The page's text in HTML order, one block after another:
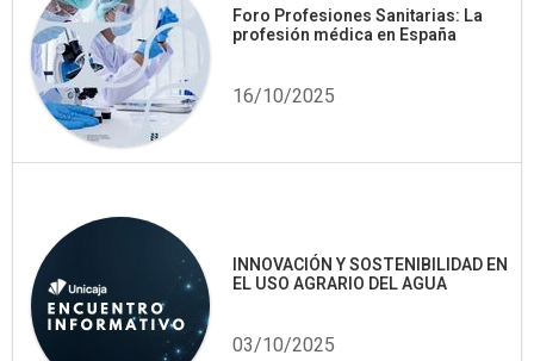
Foro Profesiones Sanitarias: La
profesión médica en España
16/10/2025
INNOVACIÓN Y SOSTENIBILIDAD EN
EL USO AGRARIO DEL AGUA
03/10/2025